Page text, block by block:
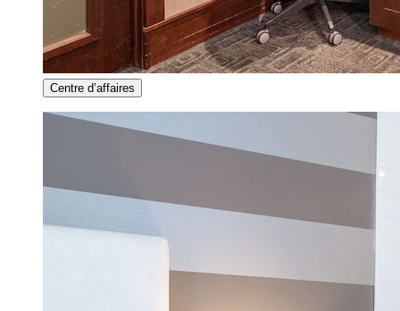
Centre d’affaires